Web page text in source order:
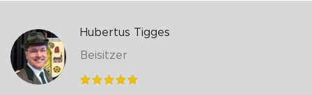
Hubertus Tigges
Beisitzer